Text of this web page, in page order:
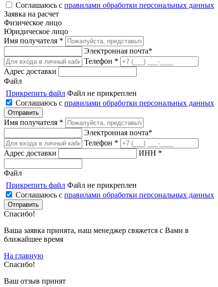
Соглашаюсь с правилами обработки персональных данных
Заявка на расчет
Физическое лицо
Юридическое лицо
Имя получателя *
Электронная почта*
Телефон *
Адрес доставки
Файл
Прикрепить файл Файл не прикреплен
Соглашаюсь с правилами обработки персональных данных
Имя получателя *
Электронная почта*
Телефон *
Адрес доставки
ИНН *
Файл
Прикрепить файл Файл не прикреплен
Соглашаюсь с правилами обработки персональных данных
Спасибо!
Ваша заявка принята, наш менеджер свяжется с Вами в
ближайшее время
На главную
Спасибо!
Ваш отзыв принят